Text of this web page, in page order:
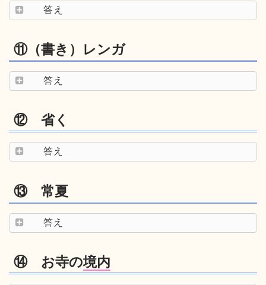
答え
⑪（書き）レンガ
答え
⑫ 省く
答え
⑬ 常夏
答え
⑭ お寺の境内